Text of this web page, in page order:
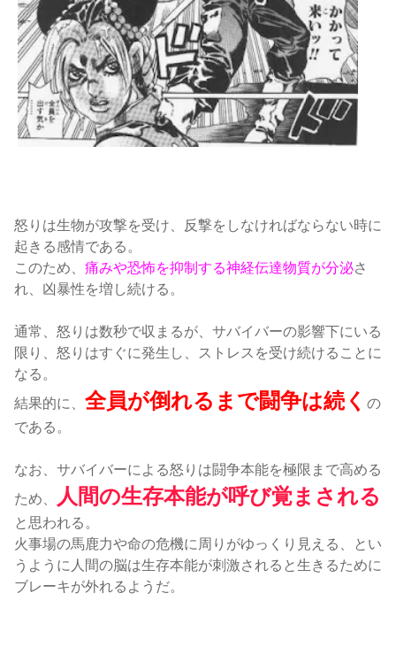
怒りは生物が攻撃を受け、反撃をしなければならない時に
起きる感情である。
このため、 痛みや恐怖を抑制する神経伝達物質が分泌さ
れ、凶暴性を増し続ける。
通常、怒りは数秒で収まるが、サバイバーの影響下にいる
限り、怒りはすぐに発生し、ストレスを受け続けることに
なる。
結果的に、 全員が倒れるまで闘争は続く の
である。
なお、サバイバーによる怒りは闘争本能を極限まで高める
ため、
人間の生存本能が呼び覚まされる
と思われる。
火事場の馬鹿力や命の危機に周りがゆっくり見える、とい
うように人間の脳は生存本能が刺激されると生きるために
ブレーキが外れるようだ。